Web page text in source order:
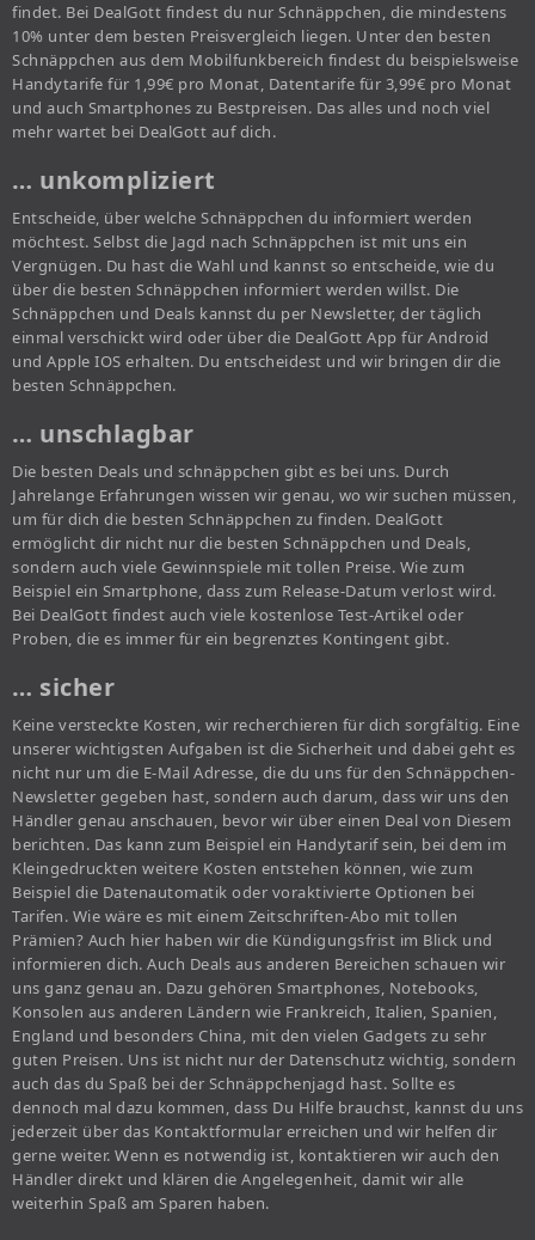
findet. Bei DealGott findest du nur Schnäppchen, die mindestens
10% unter dem besten Preisvergleich liegen. Unter den besten
Schnäppchen aus dem Mobilfunkbereich findest du beispielsweise
Handytarife für 1,99€ pro Monat, Datentarife für 3,99€ pro Monat
und auch Smartphones zu Bestpreisen. Das alles und noch viel
mehr wartet bei DealGott auf dich.
… unkompliziert
Entscheide, über welche Schnäppchen du informiert werden
möchtest. Selbst die Jagd nach Schnäppchen ist mit uns ein
Vergnügen. Du hast die Wahl und kannst so entscheide, wie du
über die besten Schnäppchen informiert werden willst. Die
Schnäppchen und Deals kannst du per Newsletter, der täglich
einmal verschickt wird oder über die DealGott App für Android
und Apple IOS erhalten. Du entscheidest und wir bringen dir die
besten Schnäppchen.
… unschlagbar
Die besten Deals und schnäppchen gibt es bei uns. Durch
Jahrelange Erfahrungen wissen wir genau, wo wir suchen müssen,
um für dich die besten Schnäppchen zu finden. DealGott
ermöglicht dir nicht nur die besten Schnäppchen und Deals,
sondern auch viele Gewinnspiele mit tollen Preise. Wie zum
Beispiel ein Smartphone, dass zum Release-Datum verlost wird.
Bei DealGott findest auch viele kostenlose Test-Artikel oder
Proben, die es immer für ein begrenztes Kontingent gibt.
… sicher
Keine versteckte Kosten, wir recherchieren für dich sorgfältig. Eine
unserer wichtigsten Aufgaben ist die Sicherheit und dabei geht es
nicht nur um die E-Mail Adresse, die du uns für den Schnäppchen-
Newsletter gegeben hast, sondern auch darum, dass wir uns den
Händler genau anschauen, bevor wir über einen Deal von Diesem
berichten. Das kann zum Beispiel ein Handytarif sein, bei dem im
Kleingedruckten weitere Kosten entstehen können, wie zum
Beispiel die Datenautomatik oder voraktivierte Optionen bei
Tarifen. Wie wäre es mit einem Zeitschriften-Abo mit tollen
Prämien? Auch hier haben wir die Kündigungsfrist im Blick und
informieren dich. Auch Deals aus anderen Bereichen schauen wir
uns ganz genau an. Dazu gehören Smartphones, Notebooks,
Konsolen aus anderen Ländern wie Frankreich, Italien, Spanien,
England und besonders China, mit den vielen Gadgets zu sehr
guten Preisen. Uns ist nicht nur der Datenschutz wichtig, sondern
auch das du Spaß bei der Schnäppchenjagd hast. Sollte es
dennoch mal dazu kommen, dass Du Hilfe brauchst, kannst du uns
jederzeit über das Kontaktformular erreichen und wir helfen dir
gerne weiter. Wenn es notwendig ist, kontaktieren wir auch den
Händler direkt und klären die Angelegenheit, damit wir alle
weiterhin Spaß am Sparen haben.